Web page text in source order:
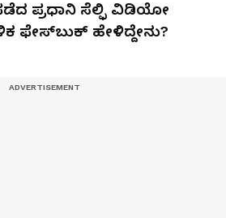
ಪ್ರಧಾನಿ ಸೆಲ್ಫಿ ವಿಡಿಯೋ
ಫೇಸ್‌ಬುಕ್ ಹೇಳಿದ್ದೇನು?